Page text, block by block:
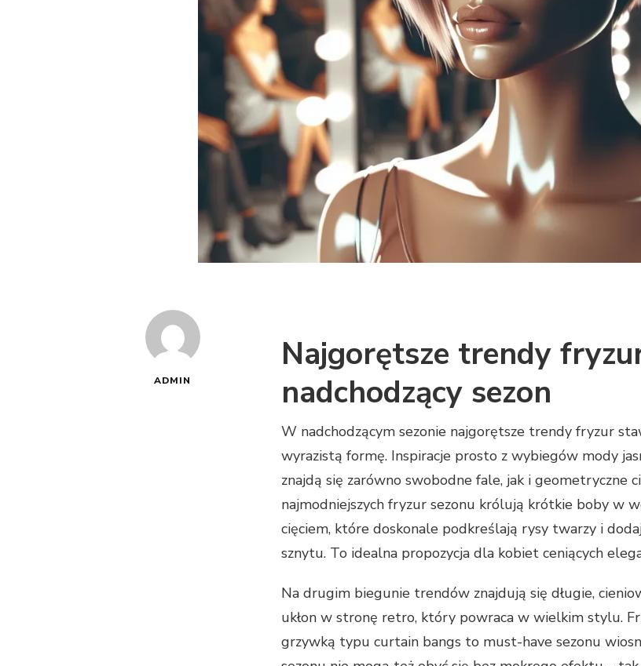
ADMIN
Najgorętsze trendy
nadchodzący sezon
W nadchodzącym sezonie najgorętsze trendy fryzur
wyrazistą formę. Inspiracje prosto z wybiegów mody
znajdą się zarówno swobodne fale, jak i geometryczne
najmodniejszych fryzur sezonu królują krótkie boby w
cięciem, które doskonale podkreślają rysy twarzy i
sznytu. To idealna propozycja dla kobiet ceniących
Na drugim biegunie trendów znajdują się długie,
ukłon w stronę retro, który powraca w wielkim stylu.
grzywką typu curtain bangs to must-have sezonu